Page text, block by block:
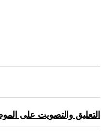
التعليق والتصويت على